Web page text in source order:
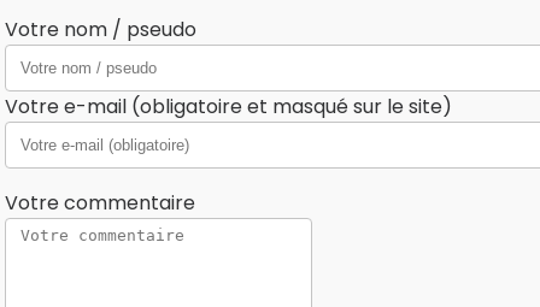
Votre nom / pseudo
Votre e-mail (obligatoire et masqué sur le site)
Votre commentaire